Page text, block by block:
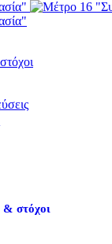
& στόχοι